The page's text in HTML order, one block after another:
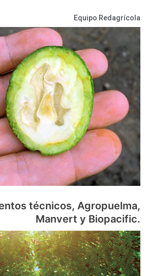
Equipo Redagrícola
técnicos, Agropuelma,
Manvert y Biopacific.